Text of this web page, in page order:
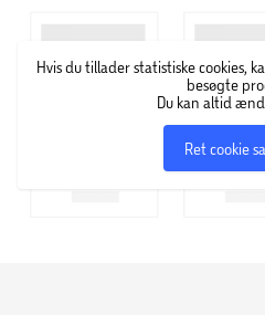
Hos Catrice Cosmetics finder
skønhedsprodukter – lige fra
øjenskygge og læbestift til
hudpleje, makeupbørster og
Hvis du tillader statistiske cookies,
besøgte
Du kan altid
Ret cookie